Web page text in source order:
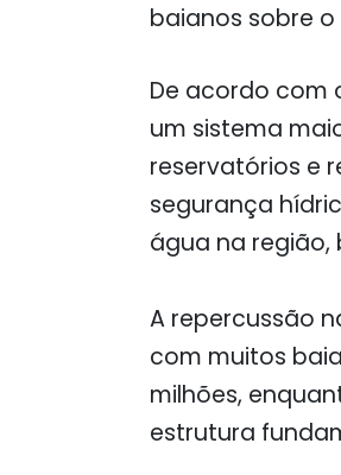
baianos sobre
De acordo com
um sistema
reservatórios e
segurança
água na região,
A repercussão
com muitos
milhões,
estrutura